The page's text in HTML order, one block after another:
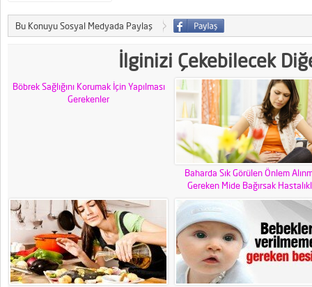
Bu Konuyu Sosyal Medyada Paylaş
İlginizi Çekebilecek
Böbrek Sağlığını Korumak İçin Yapılması
Gerekenler
Baharda Sık Görülen Önlem
Gereken Mide Bağırsak